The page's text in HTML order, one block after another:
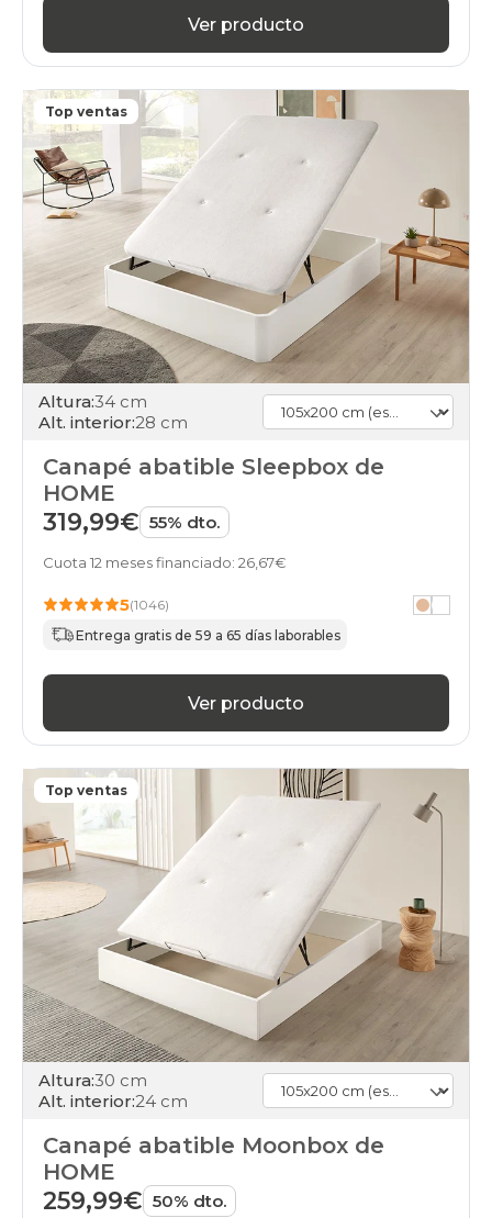
abatibles
105x200cm
blanco
black-
days
abatibles
105x200cm
black-
canapes-
abatibles
105x200cm
24
black-
days
canapes-
abatibles
105x200cm
black-
105x200cm
27
canapes-
105x200cm
28
days
abatibles
105x200cm
black-
canapes-
abatibles
105x200cm
ventas
black-
canapes-
abatibles
105x200cm
home
days
canapes-
Ver producto
Top ventas
Altura:34 cm
Alt. interior:28 cm
Canapé abatible Sleepbox de
HOME
319,99€ 55% dto.
Cuota 12 meses financiado: 26,67€
5(1046)
Entrega gratis de 59 a 65 días laborables
Ver producto
Top ventas
Altura:30 cm
Alt. interior:24 cm
Canapé abatible Moonbox de
HOME
259,99€ 50% dto.